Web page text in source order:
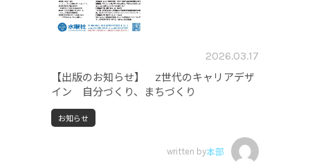
2026.03.17
【出版のお知らせ】 Z世代のキャリアデザ
イン 自分づくり、まちづくり
お知らせ
written by本部